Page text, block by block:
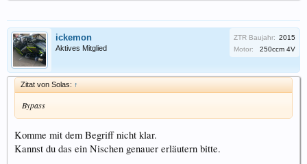
ickemon
Aktives Mitglied
ZTR Baujahr: 2015
Motor:
250ccm 4V
Zitat von Solas: ↑
Bypass
Komme mit dem Begriff nicht klar.
Kannst du das ein Nischen genauer erläutern bitte.